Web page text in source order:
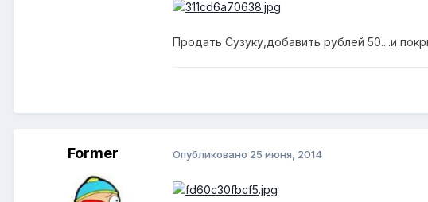
Продать Сузуку,добавить рублей 50....и
Former Опубликовано 25 июня, 2014